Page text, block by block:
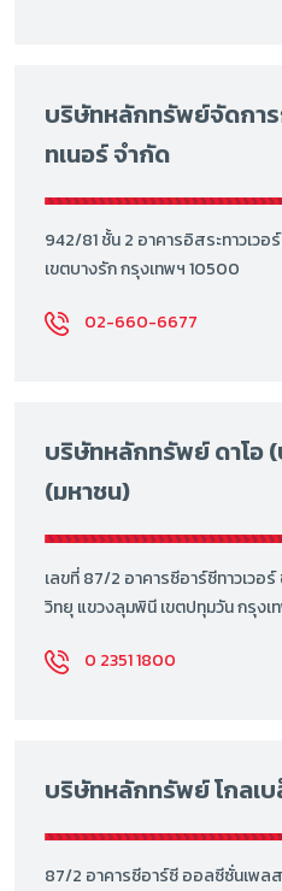
บริษัทหลักทรัพย์จัดกา
ทเนอร์ จำกัด
942/81 ชั้น 2 อาคารอิสระทาวเว
เขตบางรัก กรุงเทพฯ 10500
02-660-6677
บริษัทหลักทรัพย์ ดาโอ (
(มหาชน)
เลขที่ 87/2 อาคารซีอาร์ซีทาวเว
วิทยุ แขวงลุมพินี เขตปทุมวัน กรุงเ
0 2351 1800
บริษัทหลักทรัพย์ โกลเ
87/2 อาคารซีอาร์ซี ออลซีซั่นเพล